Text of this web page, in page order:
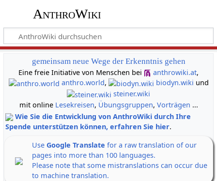
AnthroWiki
gemeinsam neue Wege der Erkenntnis gehen
Eine freie Initiative von Menschen bei
anthrowiki.at,
anthro.world, biodyn.wiki und
steiner.wiki
mit online Lesekreisen, Übungsgruppen, Vorträgen ...
Wie Sie die Entwicklung von AnthroWiki durch Ihre
Spende unterstützen können, erfahren Sie hier.
Use Google Translate for a raw translation of our
pages into more than 100 languages.
Please note that some mistranslations can occur due
to machine translation.